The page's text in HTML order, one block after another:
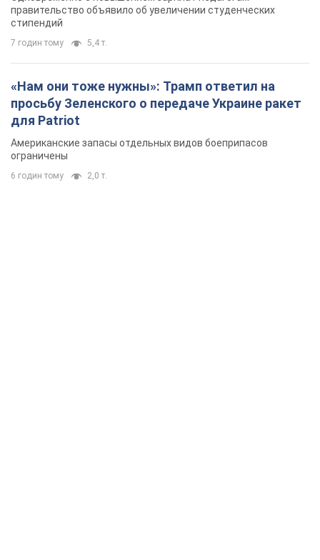
правительство объявило об увеличении студенческих
стипендий
7 годин тому 5,4 т.
«Нам они тоже нужны»: Трамп ответил на
просьбу Зеленского о передаче Украине ракет
для Patriot
Американские запасы отдельных видов боеприпасов
ограничены
6 годин тому 2,0 т.